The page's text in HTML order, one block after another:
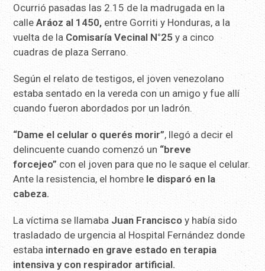
Ocurrió pasadas las 2.15 de la madrugada en la
calleAráoz al 1450,entre Gorriti y Honduras, a la
vuelta de la Comisaría Vecinal N°25 y a cinco
cuadras de plaza Serrano.
Según el relato de testigos, el joven venezolano
estaba sentado en la vereda con un amigo y fue allí
cuando fueron abordados por un ladrón.
“Dame el celular o querés morir”, llegó a decir el
delincuente cuando comenzó un “breve
forcejeo”con el joven para que no le saque el celular.
Ante la resistencia, el hombre le disparó en la
cabeza.
La víctima se llamaba Juan Francisco y había sido
trasladado de urgencia al Hospital Fernández donde
estaba internado en grave estado en terapia
intensiva y con respirador artificial.